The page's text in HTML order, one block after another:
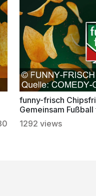
funny-frisch
Gemeinsam
echte Fans
1292 views